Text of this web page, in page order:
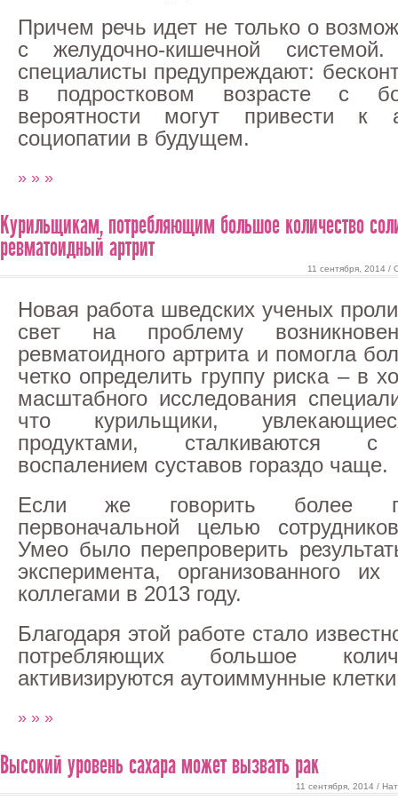
Причем речь идет не только о
с желудочно-кишечной системой.
специалисты предупреждают:
в подростковом возрасте с
вероятности могут привести к
социопатии в будущем.
» » »
Курильщикам, потребляющим большое количество
ревматоидный артрит
11 сентября, 2014 /
Новая работа шведских ученых
свет на проблему
ревматоидного артрита и помогла
четко определить группу риска – в
масштабного исследования
что курильщики,
продуктами, сталкиваются с
воспалением суставов гораздо чаще.
Если же говорить более
первоначальной целью
Умео было перепроверить
эксперимента, организованного их
коллегами в 2013 году.
Благодаря этой работе стало
потребляющих большое
активизируются аутоиммунные клетки
» » »
Высокий уровень сахара может вызвать рак
11 сентября, 2014 /